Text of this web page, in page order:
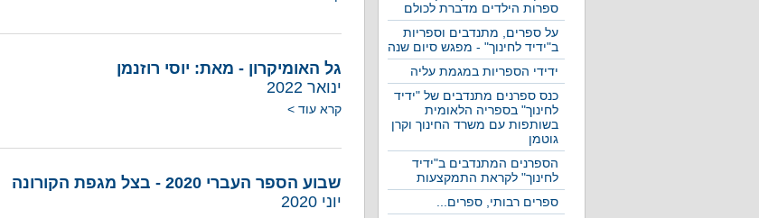
ספרות הילדים מדברת לכולם
על ספרים, מתנדבים וספריות
ב"ידיד לחינוך" - מפגש סיום שנה
ידידי הספריות במגמת עליה
כנס ספרנים מתנדבים של "ידיד
לחינוך" בספריה הלאומית
בשותפות עם משרד החינוך וקרן
גוטמן
הספרנים המתנדבים ב"ידיד
לחינוך" לקראת התמקצעות
ספרים רבותי, ספרים...
גל האומיקרון - מאת: יוסי רוזנמן
ינואר 2022
קרא עוד >
שבוע הספר העברי 2020 - בצל מגפת הקורונה
יוני 2020